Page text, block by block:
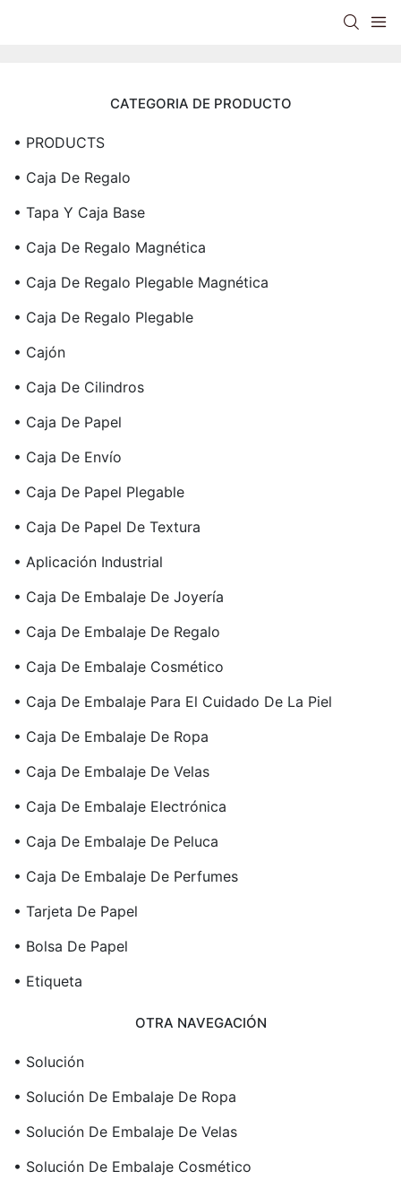
CATEGORIA DE PRODUCTO
• PRODUCTS
• Caja De Regalo
• Tapa Y Caja Base
• Caja De Regalo Magnética
• Caja De Regalo Plegable Magnética
• Caja De Regalo Plegable
• Cajón
• Caja De Cilindros
• Caja De Papel
• Caja De Envío
• Caja De Papel Plegable
• Caja De Papel De Textura
• Aplicación Industrial
• Caja De Embalaje De Joyería
• Caja De Embalaje De Regalo
• Caja De Embalaje Cosmético
• Caja De Embalaje Para El Cuidado De La Piel
• Caja De Embalaje De Ropa
• Caja De Embalaje De Velas
• Caja De Embalaje Electrónica
• Caja De Embalaje De Peluca
• Caja De Embalaje De Perfumes
• Tarjeta De Papel
• Bolsa De Papel
• Etiqueta
OTRA NAVEGACIÓN
• Solución
• Solución De Embalaje De Ropa
• Solución De Embalaje De Velas
• Solución De Embalaje Cosmético